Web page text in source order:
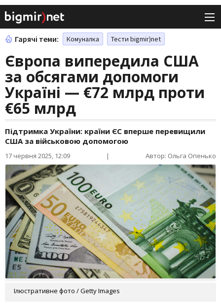
Гарячі теми: Комуналка Тести bigmir)net
Європа випередила США
за обсягами допомоги
Україні — €72 млрд проти
€65 млрд
Підтримка України: країни ЄС вперше перевищили
США за військовою допомогою
17 червня 2025, 12:09 | Автор: Ольга Опенько
Ілюстративне фото / Getty Images